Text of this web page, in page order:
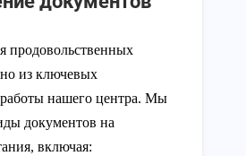
продовольственных
из ключевых
нашего центра. Мы
документов на
включая: